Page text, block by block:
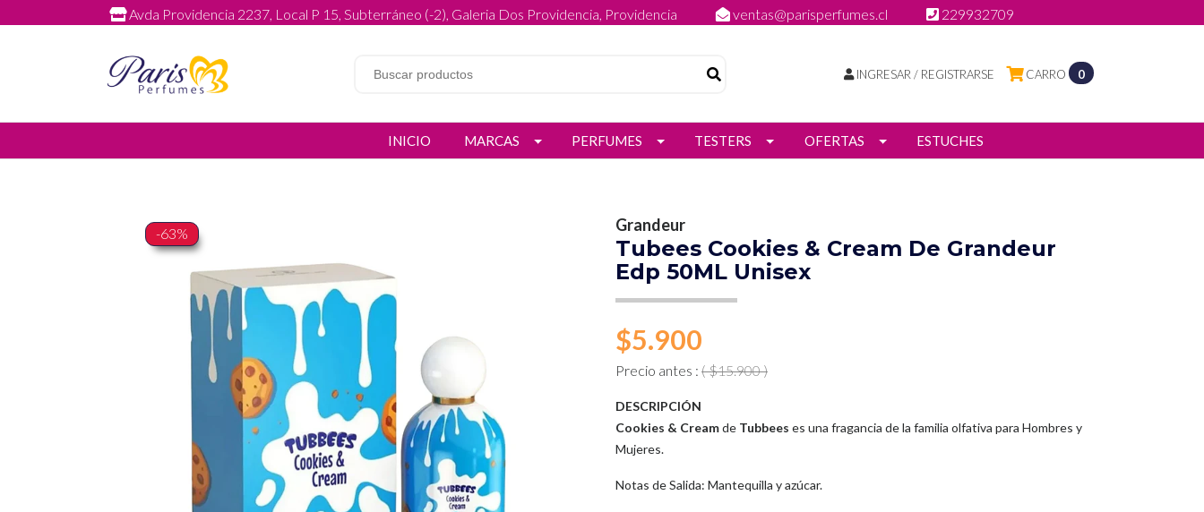
Avda Providencia 2237, Local P 15, Subterráneo (-2), Galeria Dos Providencia, Providencia ventas@parisperfumes.cl 229932709
CARRO 0
INGRESAR / REGISTRARSE
INICIO MARCAS PERFUMES TESTERS OFERTAS ESTUCHES
-63% Grandeur
Tubees Cookies & Cream De Grandeur
Edp 50ML Unisex
$5.900
Precio antes : ( $15.900 )
DESCRIPCIÓN
Cookies & Creamde Tubbees es una fragancia de la familia olfativa para Hombres y
Mujeres.
Notas de Salida: Mantequilla y azúcar.